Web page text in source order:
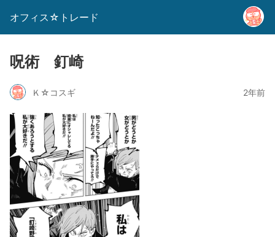
オフィス☆トレード
呪術 釘崎
Ｋ☆コスギ 2年前